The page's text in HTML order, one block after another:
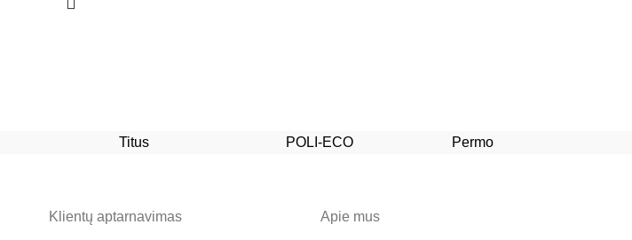
Titus POLI-ECO Permo
Klientų aptarnavimas Apie mus